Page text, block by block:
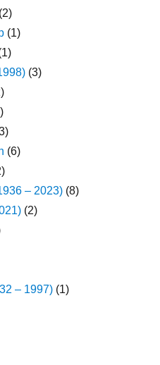
(2)
(1)
(3)
(6)
– 2023) (8)
(2)
– 1997) (1)